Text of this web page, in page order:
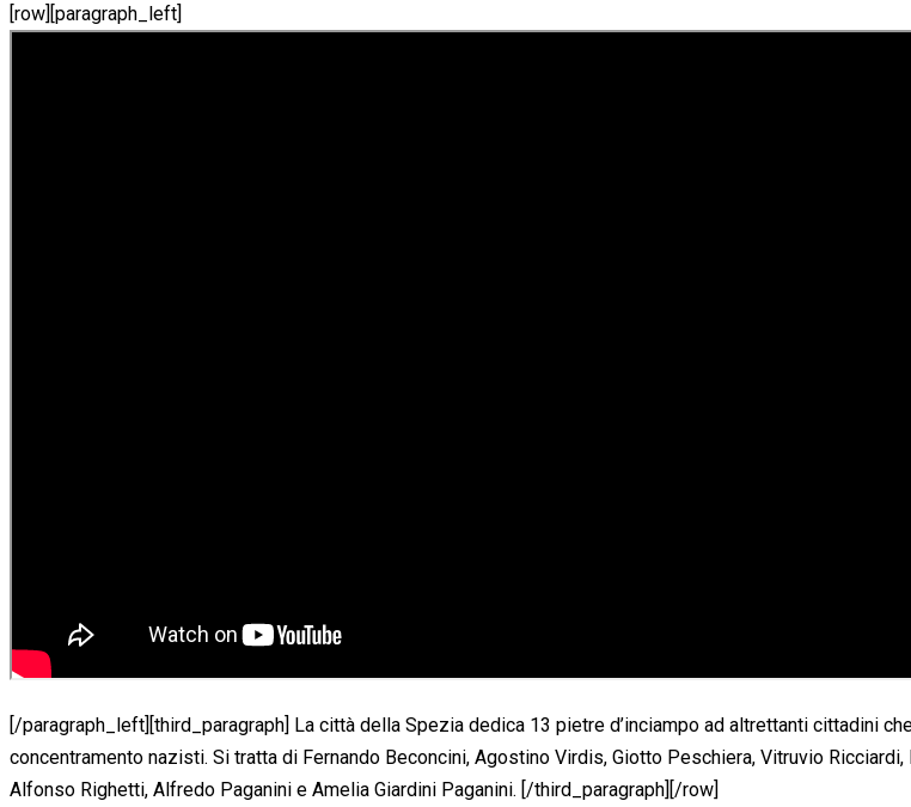
[row][paragraph_left]
[/paragraph_left][third_paragraph] La città della Spezia dedica 13 pietre d’inciampo ad altrettanti cittadini
concentramento nazisti. Si tratta di Fernando Beconcini, Agostino Virdis, Giotto Peschiera, Vitruvio Ricciardi,
Alfonso Righetti, Alfredo Paganini e Amelia Giardini Paganini. [/third_paragraph][/row]